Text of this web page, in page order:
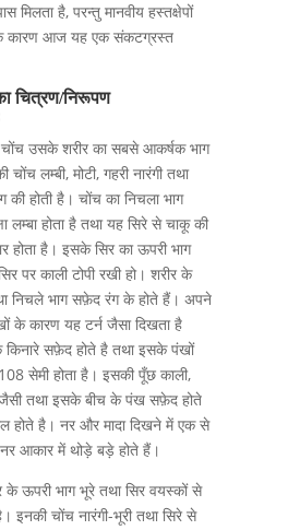
मिलता है, परन्तु मानवीय हस्तक्षेपों
आज यह एक संकटग्रस्त
चित्रण/निरूपण
उसके शरीर का सबसे आकर्षक भाग
चोंच लम्बी, मोटी, गहरी नारंगी तथा
की होती है। चोंच का निचला भाग
लम्बा होता है तथा यह सिरे से चाकू की
होता है। इसके सिर का ऊपरी भाग
पर काली टोपी रखी हो। शरीर के
निचले भाग सफ़ेद रंग के होते हैं। अपने
के कारण यह टर्न जैसा दिखता है
सफ़ेद होते है तथा इसके पंखों
सेमी होता है। इसकी पूँछ काली,
जैसी तथा इसके बीच के पंख सफ़ेद होते
होते है। नर और मादा दिखने में एक से
नर आकार में थोड़े बड़े होते हैं।
के ऊपरी भाग भूरे तथा सिर वयस्कों से
इनकी चोंच नारंगी-भूरी तथा सिरे से